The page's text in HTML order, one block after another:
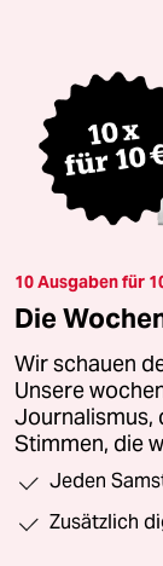
10 Ausgaben für
Die
Wir schauen
Unsere
Journalismus,
Stimmen, die
Jeden
Zusätzlich